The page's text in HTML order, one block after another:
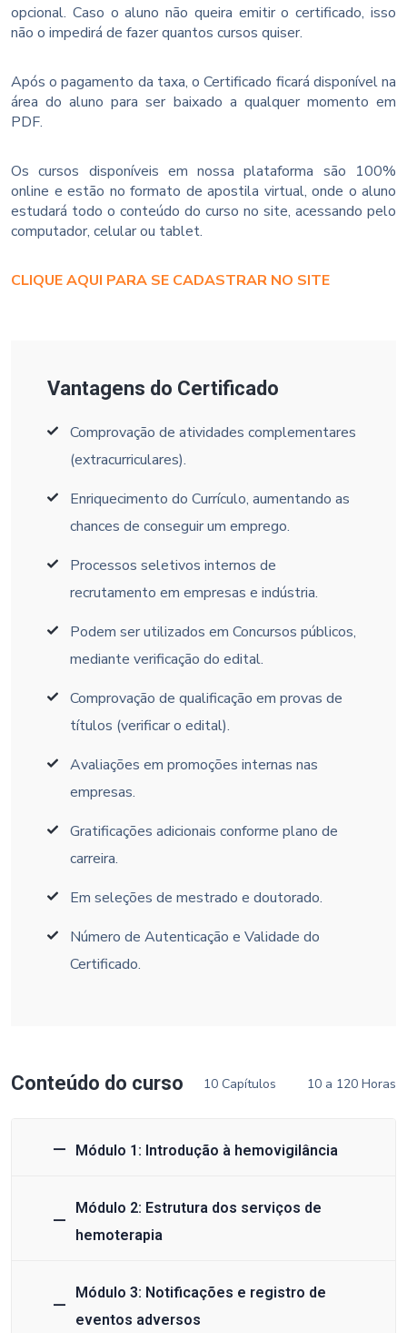
opcional. Caso o aluno não queira emitir o certificado, isso
não o impedirá de fazer quantos cursos quiser.
Após o pagamento da taxa, o Certificado ficará disponível na
área do aluno para ser baixado a qualquer momento em
PDF.
Os cursos disponíveis em nossa plataforma são 100%
online e estão no formato de apostila virtual, onde o aluno
estudará todo o conteúdo do curso no site, acessando pelo
computador, celular ou tablet.
CLIQUE AQUI PARA SE CADASTRAR NO SITE
Vantagens do Certificado
Comprovação de atividades complementares
(extracurriculares).
Enriquecimento do Currículo, aumentando as
chances de conseguir um emprego.
Processos seletivos internos de
recrutamento em empresas e indústria.
Podem ser utilizados em Concursos públicos,
mediante verificação do edital.
Comprovação de qualificação em provas de
títulos (verificar o edital).
Avaliações em promoções internas nas
empresas.
Gratificações adicionais conforme plano de
carreira.
Em seleções de mestrado e doutorado.
Número de Autenticação e Validade do
Certificado.
Conteúdo do curso 10 Capítulos 10 a 120 Horas
Módulo 1: Introdução à hemovigilância
Módulo 2: Estrutura dos serviços de
hemoterapia
Módulo 3: Notificações e registro de
eventos adversos